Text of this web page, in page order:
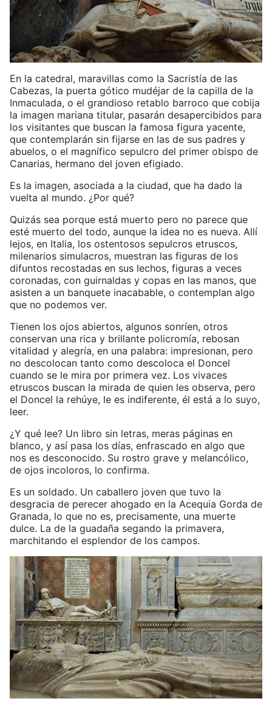
En la catedral, maravillas como la Sacristía de las
Cabezas, la puerta gótico mudéjar de la capilla de la
Inmaculada, o el grandioso retablo barroco que cobija
la imagen mariana titular, pasarán desapercibidos para
los visitantes que buscan la famosa figura yacente,
que contemplarán sin fijarse en las de sus padres y
abuelos, o el magnífico sepulcro del primer obispo de
Canarias, hermano del joven efigiado.
Es la imagen, asociada a la ciudad, que ha dado la
vuelta al mundo. ¿Por qué?
Quizás sea porque está muerto pero no parece que
esté muerto del todo, aunque la idea no es nueva. Allí
lejos, en Italia, los ostentosos sepulcros etruscos,
milenarios simulacros, muestran las figuras de los
difuntos recostadas en sus lechos, figuras a veces
coronadas, con guirnaldas y copas en las manos, que
asisten a un banquete inacabable, o contemplan algo
que no podemos ver.
Tienen los ojos abiertos, algunos sonríen, otros
conservan una rica y brillante policromía, rebosan
vitalidad y alegría, en una palabra: impresionan, pero
no descolocan tanto como descoloca el Doncel
cuando se le mira por primera vez. Los vivaces
etruscos buscan la mirada de quien les observa, pero
el Doncel la rehúye, le es indiferente, él está a lo suyo,
leer.
¿Y qué lee? Un libro sin letras, meras páginas en
blanco, y así pasa los días, enfrascado en algo que
nos es desconocido. Su rostro grave y melancólico,
de ojos incoloros, lo confirma.
Es un soldado. Un caballero joven que tuvo la
desgracia de perecer ahogado en la Acequia Gorda de
Granada, lo que no es, precisamente, una muerte
dulce. La de la guadaña segando la primavera,
marchitando el esplendor de los campos.